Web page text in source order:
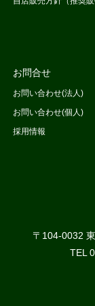
お問合せ
お問い合わせ(法人)
お問い合わせ(個人)
採用情報
〒104-0032
TEL